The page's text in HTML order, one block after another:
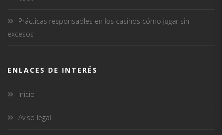
Prácticas responsables en los casinos cómo jugar sin
excesos
ENLACES DE INTERÉS
Inicio
Aviso legal